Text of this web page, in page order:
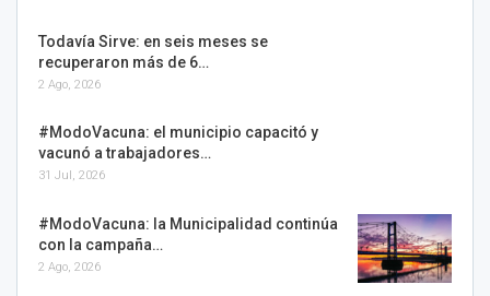
Todavía Sirve: en seis meses se
recuperaron más de 6…
2 Ago, 2026
#ModoVacuna: el municipio capacitó y
vacunó a trabajadores…
31 Jul, 2026
#ModoVacuna: la Municipalidad continúa
con la campaña…
2 Ago, 2026